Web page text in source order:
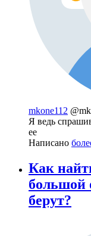
mkone112
Я ведь
ее
Написано
Как
большой
берут?